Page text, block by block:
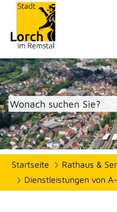
Startseite Rathaus &
Dienstleistungen von